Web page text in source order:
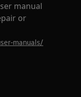
manual
or
manuals/